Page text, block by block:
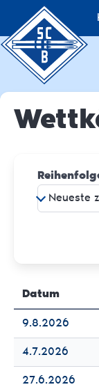
Datum
9.8.2026
4.7.2026
27.6.2026